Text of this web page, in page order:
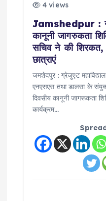
4 views
Jamshedpur :
कानूनी जागरुकता
सचिव ने की
छात्राएं
जमशेदपुर : ग्रेजुएट
एनएसएस तथा डालसा के
दिवसीय कानूनी जागरूकता
कार्यक्रम…